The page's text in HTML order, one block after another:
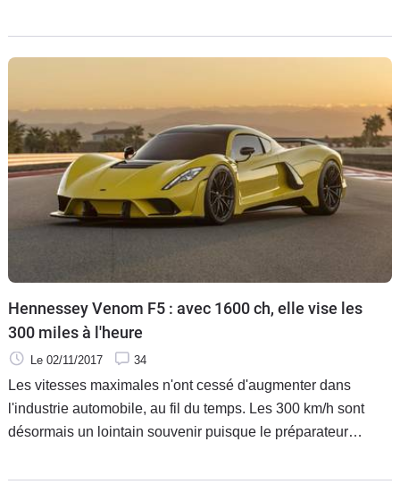
Rien que ça.
Hennessey Venom F5 : avec 1600 ch, elle vise les
300 miles à l'heure
Le 02/11/2017 34
Les vitesses maximales n'ont cessé d'augmenter dans
l'industrie automobile, au fil du temps. Les 300 km/h sont
désormais un lointain souvenir puisque le préparateur
la Venom F5. Avec ses 1600 ch, elle vise les 300... miles par